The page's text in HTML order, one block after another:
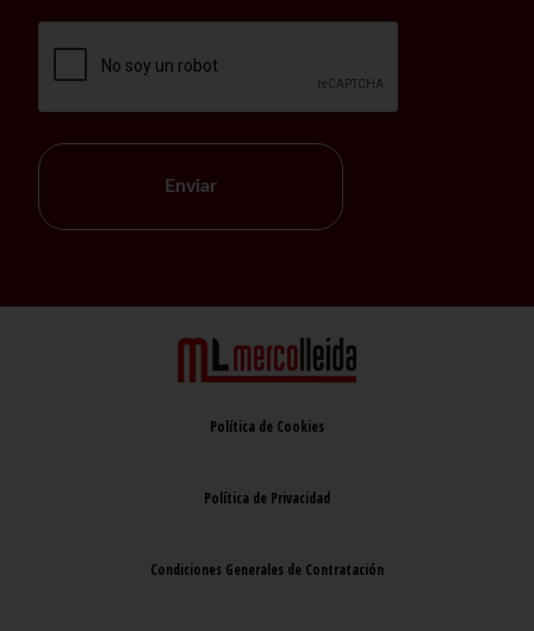
Enviar
Política de Cookies
Política de Privacidad
Condiciones Generales de Contratación